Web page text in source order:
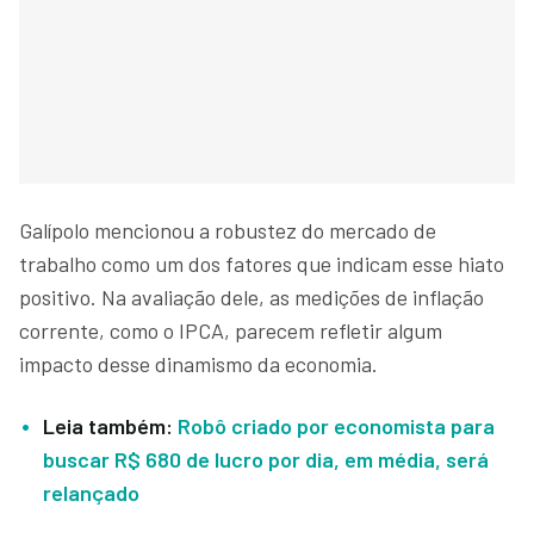
Galípolo mencionou a robustez do mercado de
trabalho como um dos fatores que indicam esse hiato
positivo. Na avaliação dele, as medições de inflação
corrente, como o IPCA, parecem refletir algum
impacto desse dinamismo da economia.
Leia também: Robô criado por economista para
buscar R$ 680 de lucro por dia, em média, será
relançado